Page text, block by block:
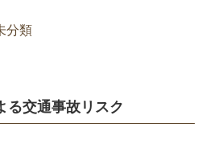
分類
る交通事故リスク